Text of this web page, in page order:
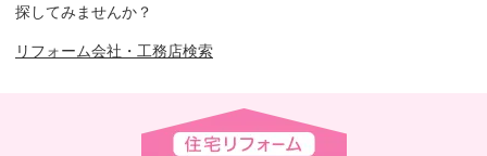
探してみませんか？
リフォーム会社・工務店検索